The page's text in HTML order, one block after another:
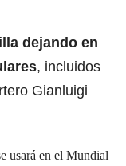
dejando en
, incluidos
Gianluigi
usará en el Mundial